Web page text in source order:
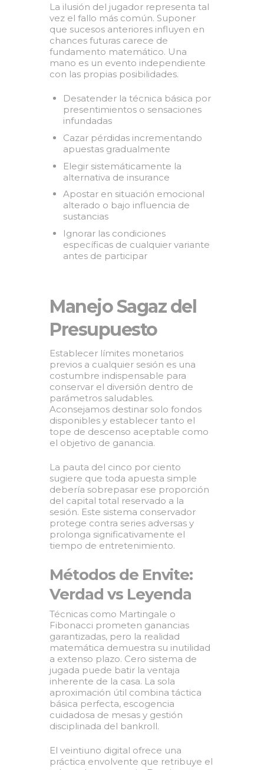
La ilusión del jugador representa tal
vez el fallo más común. Suponer
que sucesos anteriores influyen en
chances futuras carece de
fundamento matemático. Una
mano es un evento independiente
con las propias posibilidades.
Desatender la técnica básica por
presentimientos o sensaciones
infundadas
Cazar pérdidas incrementando
apuestas gradualmente
Elegir sistemáticamente la
alternativa de insurance
Apostar en situación emocional
alterado o bajo influencia de
sustancias
Ignorar las condiciones
específicas de cualquier variante
antes de participar
Manejo Sagaz del
Presupuesto
Establecer límites monetarios
previos a cualquier sesión es una
costumbre indispensable para
conservar el diversión dentro de
parámetros saludables.
Aconsejamos destinar solo fondos
disponibles y establecer tanto el
tope de descenso aceptable como
el objetivo de ganancia.
La pauta del cinco por ciento
sugiere que toda apuesta simple
debería sobrepasar ese proporción
del capital total reservado a la
sesión. Este sistema conservador
protege contra series adversas y
prolonga significativamente el
tiempo de entretenimiento.
Métodos de Envite:
Verdad vs Leyenda
Técnicas como Martingale o
Fibonacci prometen ganancias
garantizadas, pero la realidad
matemática demuestra su inutilidad
a extenso plazo. Cero sistema de
jugada puede batir la ventaja
inherente de la casa. La sola
aproximación útil combina táctica
básica perfecta, escogencia
cuidadosa de mesas y gestión
disciplinada del bankroll.
El veintiuno digital ofrece una
práctica envolvente que retribuye el